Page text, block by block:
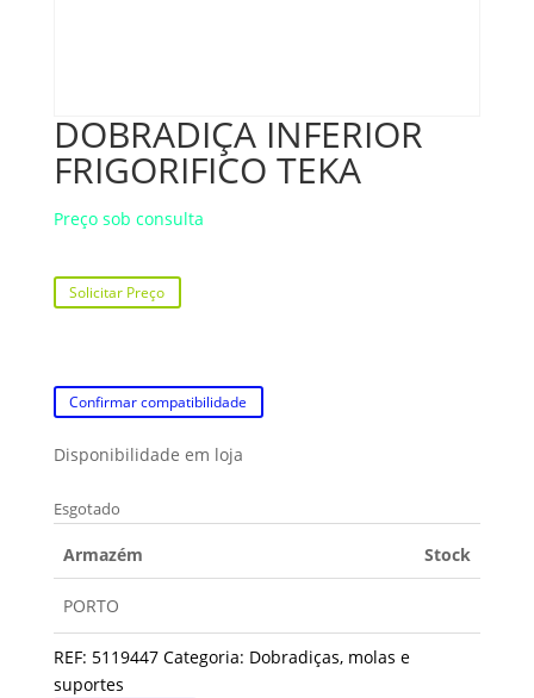
DOBRADIÇA INFERIOR
FRIGORIFICO TEKA
Preço sob consulta
Solicitar Preço
Confirmar compatibilidade
Disponibilidade em loja
Esgotado
Armazém Stock
PORTO
REF: 5119447 Categoria: Dobradiças, molas e
suportes